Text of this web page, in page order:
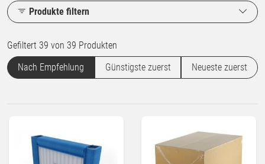
Produkte filtern
Gefiltert 39 von 39 Produkten
Nach Empfehlung
Günstigste zuerst Neueste zuerst